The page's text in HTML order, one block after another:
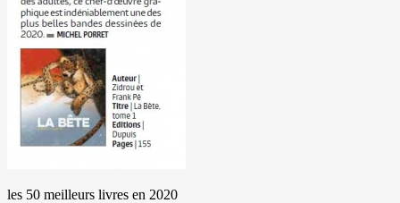
les 50 meilleurs livres en 2020